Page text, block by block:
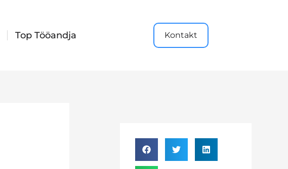
Top Tööandja Kontakt